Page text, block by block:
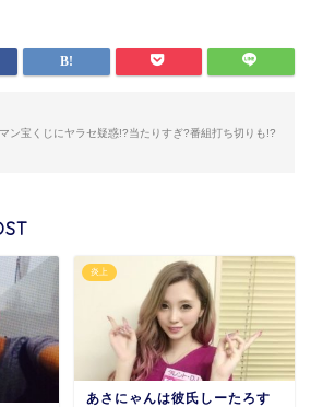
ン宝くじにヤラセ疑惑!?当たりすぎ?番組打ち切りも!?
炎上
あさにゃんは彼氏しーたろす